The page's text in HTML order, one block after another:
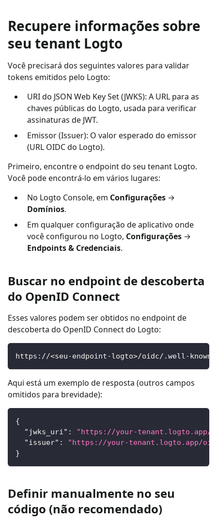
Recupere informações sobre
seu tenant Logto
Você precisará dos seguintes valores para validar
tokens emitidos pelo Logto:
URI do JSON Web Key Set (JWKS): A URL para as
chaves públicas do Logto, usada para verificar
assinaturas de JWT.
Emissor (Issuer): O valor esperado do emissor
(URL OIDC do Logto).
Primeiro, encontre o endpoint do seu tenant Logto.
Você pode encontrá-lo em vários lugares:
No Logto Console, em Configurações →
Domínios.
Em qualquer configuração de aplicativo onde
você configurou no Logto, Configurações →
Endpoints & Credenciais.
Buscar no endpoint de descoberta
do OpenID Connect
Esses valores podem ser obtidos no endpoint de
descoberta do OpenID Connect do Logto:
https://<seu-endpoint-logto>/oidc/.well-
Aqui está um exemplo de resposta (outros campos
omitidos para brevidade):
{
"jwks_uri" :
"https://your-tenant.logto.app/
"issuer" :
"https://your-tenant.logto.app/
}
Definir manualmente no seu
código (não recomendado)